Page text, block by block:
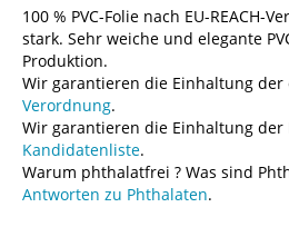
100 % PVC-Folie nach EU-REACH-
stark. Sehr weiche und elegante
Produktion.
Wir garantieren die Einhaltung der
Verordnung.
Wir garantieren die Einhaltung der
Kandidatenliste.
Warum phthalatfrei ? Was sind
Antworten zu Phthalaten.